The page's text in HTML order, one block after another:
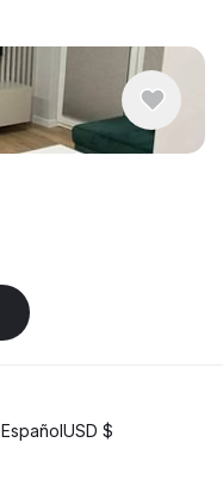
EspañolUSD $